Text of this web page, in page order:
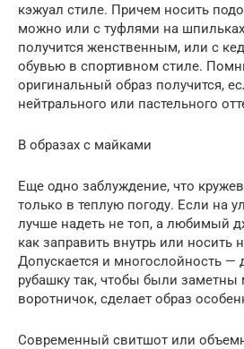
кэжуал стиле. Причем носить
можно или с туфлями на
получится женственным, или с
обувью в спортивном стиле.
оригинальный образ получится,
нейтрального или пастельного
В образах с майками
Еще одно заблуждение, что
только в теплую погоду. Если на
лучше надеть не топ, а любимый
как заправить внутрь или носить
Допускается и многослойность
рубашку так, чтобы были
воротничок, сделает образ
Современный свитшот или